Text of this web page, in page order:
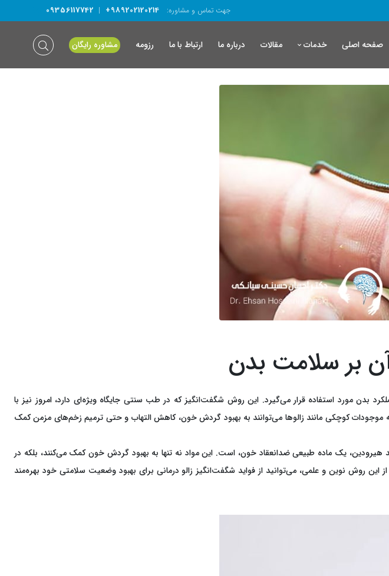
جهت تماس و مشاوره: +989202120214
|
09356117742
صفحه اصلی خدمات مقالات درباره ما ارتباط با ما رزومه مشاوره رایگان
آن بر سلامت بدن
بدن مورد استفاده قرار می‌گیرد. این روش شگفت‌انگیز که در طب سنتی جایگاه ویژه‌ای دارد، امروز نیز با
که موجودات کوچکی مانند زالوها می‌توانند به بهبود گردش خون، کاهش التهاب و حتی ترمیم زخم‌های مزمن کمک
هیرودین، یک ماده طبیعی ضدانعقاد خون، است. این مواد نه تنها به بهبود گردش خون کمک می‌کنند، بلکه در
از این روش نوین و علمی، می‌توانید از فواید شگفت‌انگیز زالو درمانی برای بهبود وضعیت سلامتی خود بهره‌مند